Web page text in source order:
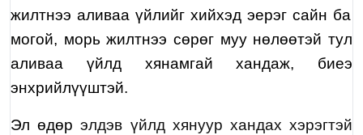
жилтнээ аливаа үйлийг хийхэд эерэг сайн ба
могой, морьжилтнээ сөрөг муу нөлөөтэй тул
аливаа үйлд хянамгай хандаж, биеэ
энхрийлүүштэй.
Эл өдөрэлдэв үйлд хянуур хандах хэрэгтэй